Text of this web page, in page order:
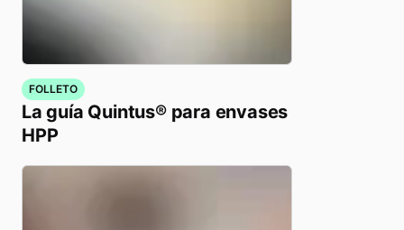
FOLLETO
La guía Quintus® para envases
HPP